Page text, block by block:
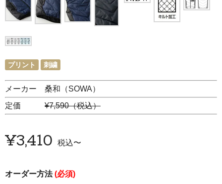
プリント 刺繍
メーカー 桑和（SOWA）
定価 ¥7,590（税込）
¥3,410 税込〜
オーダー方法(必須)